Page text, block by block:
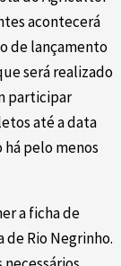
acontecerá
de lançamento
será realizado
participar
até a data
pelo menos
a ficha de
Rio Negrinho.